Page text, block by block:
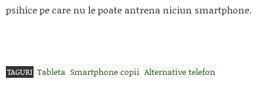
psihice pe care nu le poate antrena niciun smartphone.
TAGURI Tableta Smartphone copii Alternative telefon